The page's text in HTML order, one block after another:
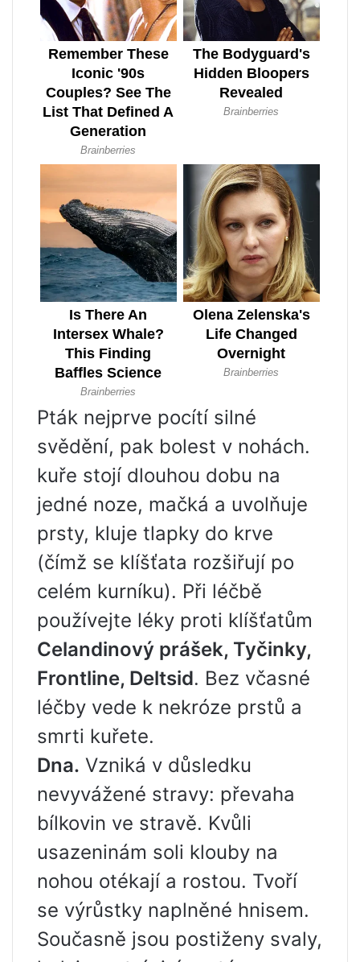
Pták nejprve pocítí silné
svědění, pak bolest v nohách.
kuře stojí dlouhou dobu na
jedné noze, mačká a uvolňuje
prsty, kluje tlapky do krve
(čímž se klíšťata rozšiřují po
celém kurníku). Při léčbě
používejte léky proti klíšťatům
Celandinový prášek, Tyčinky,
Frontline, Deltsid. Bez včasné
léčby vede k nekróze prstů a
smrti kuřete.
Dna. Vzniká v důsledku
nevyvážené stravy: převaha
bílkovin ve stravě. Kvůli
usazeninám soli klouby na
nohou otékají a rostou. Tvoří
se výrůstky naplněné hnisem.
Současně jsou postiženy svaly,